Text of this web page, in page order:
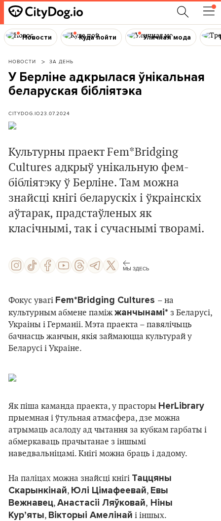
Новости Куда пойти Уличная мода
НОВОСТИ ЗА ДЕНЬ
У Берліне адкрылася ўнікальная
беларуская бібліятэка
CITYDOG.IO23.07.2024
Культурны праект Fem*Bridging
Cultures адкрыў унікальную фем-
бібліятэку ў Берліне. Там можна
знайсці кнігі беларускіх і ўкраінскіх
аўтарак, прадстаўленых як
класічнымі, так і сучаснымі творамі.
МЫ ЗДЕСЬ
Фокус увагі Fem*Bridging Cultures – на
культурным абмене паміжжанчынамі* з Беларусі,
Украіны і Германіі. Мэта праекта – павялічыць
бачнасць жанчын, якія займаюцца культурай у
Беларусі і Украіне.
Як піша каманда праекта, у прасторы HerLibrary
прыемная і ўтульная атмасфера, дзе можна
атрымаць асалоду ад чытання за кубкам гарбаты і
абмеркаваць прачытанае з іншымі
наведвальніцамі. Кнігі можна браць і дадому.
На паліцах можна знайсці кнігі Таццяны
Скарынкінай, Юлі Цімафеевай, Евы
Вежнавец, Анастасіі Ляўковай, Ніны
Кур’яты, Вікторыі Амелінай і іншых.